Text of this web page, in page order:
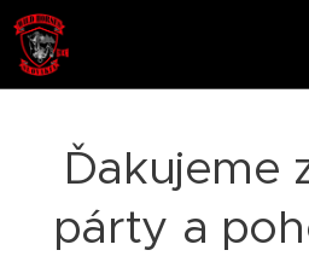
Ďakujeme
párty a